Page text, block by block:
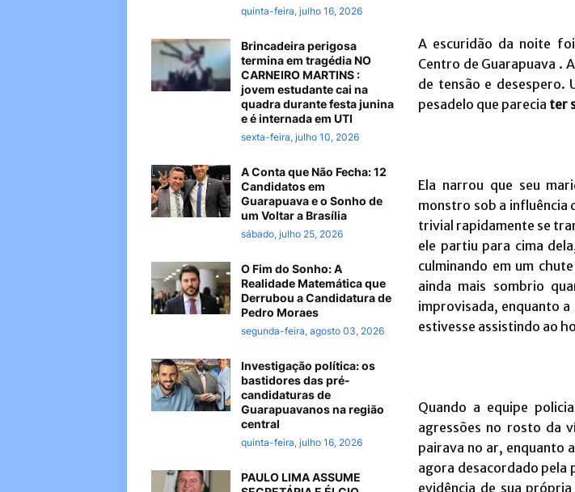
A escuridão da noite
Centro de Guarapuava .
de tensão e desespero.
pesadelo que parecia ter
Ela narrou que seu
monstro sob a influência
trivial rapidamente se
ele partiu para cima
culminando em um
ainda mais sombrio
improvisada, enquanto
estivesse assistindo ao
Quando a equipe
agressões no rosto da
pairava no ar, enquanto
agora desacordado pela
evidência de sua
quinta-feira, julho 16, 2026
Brincadeira perigosa
termina em tragédia NO
CARNEIRO MARTINS :
jovem estudante cai na
quadra durante festa junina
e é internada em UTI
sexta-feira, julho 10, 2026
A Conta que Não Fecha: 12
Candidatos em
Guarapuava e o Sonho de
um Voltar a Brasília
sábado, julho 25, 2026
O Fim do Sonho: A
Realidade Matemática que
Derrubou a Candidatura de
Pedro Moraes
segunda-feira, agosto 03, 2026
Investigação política: os
bastidores das pré-
candidaturas de
Guarapuavanos na região
central
quinta-feira, julho 16, 2026
PAULO LIMA ASSUME